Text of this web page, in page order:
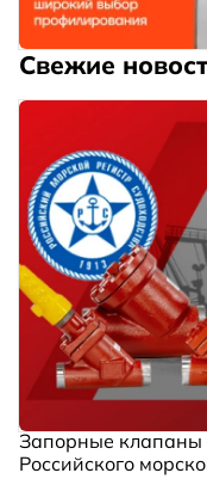
Свежие
Запорные клапаны
Российского